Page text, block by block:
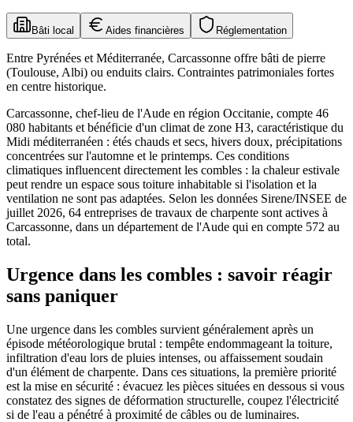
Bâti local Aides financières Réglementation
Entre Pyrénées et Méditerranée, Carcassonne offre bâti de pierre
(Toulouse, Albi) ou enduits clairs. Contraintes patrimoniales fortes
en centre historique.
Carcassonne, chef-lieu de l'Aude en région Occitanie, compte 46
080 habitants et bénéficie d'un climat de zone H3, caractéristique du
Midi méditerranéen : étés chauds et secs, hivers doux, précipitations
concentrées sur l'automne et le printemps. Ces conditions
climatiques influencent directement les combles : la chaleur estivale
peut rendre un espace sous toiture inhabitable si l'isolation et la
ventilation ne sont pas adaptées. Selon les données Sirene/INSEE de
juillet 2026, 64 entreprises de travaux de charpente sont actives à
Carcassonne, dans un département de l'Aude qui en compte 572 au
total.
Urgence dans les combles : savoir réagir
sans paniquer
Une urgence dans les combles survient généralement après un
épisode météorologique brutal : tempête endommageant la toiture,
infiltration d'eau lors de pluies intenses, ou affaissement soudain
d'un élément de charpente. Dans ces situations, la première priorité
est la mise en sécurité : évacuez les pièces situées en dessous si vous
constatez des signes de déformation structurelle, coupez l'électricité
si de l'eau a pénétré à proximité de câbles ou de luminaires.